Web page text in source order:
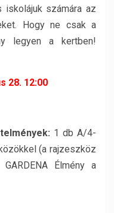
iskolájuk számára az
Hogy ne csak a
legyen a kertben!
28. 12:00
1 db A/4-
(a rajzeszköz
Élmény a